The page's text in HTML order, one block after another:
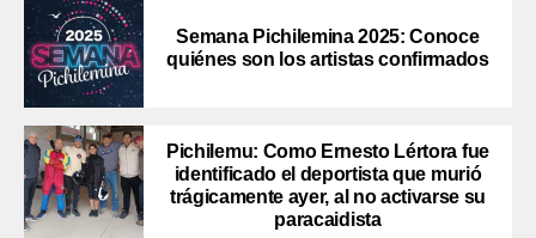
Semana Pichilemina 2025: Conoce
quiénes son los artistas confirmados
Pichilemu: Como Ernesto Lértora fue
identificado el deportista que murió
trágicamente ayer, al no activarse su
paracaidista